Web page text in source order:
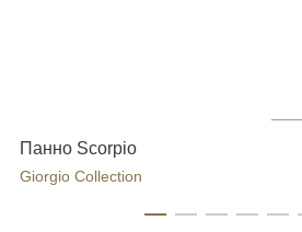
Панно Scorpio
Giorgio Collection